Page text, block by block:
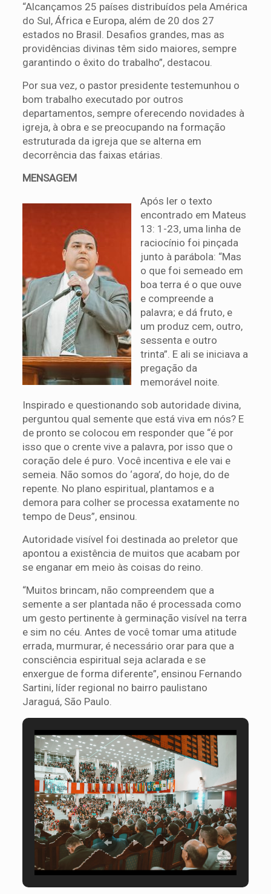
“Alcançamos 25 países distribuídos pela América
do Sul, África e Europa, além de 20 dos 27
estados no Brasil. Desafios grandes, mas as
providências divinas têm sido maiores, sempre
garantindo o êxito do trabalho”, destacou.
Por sua vez, o pastor presidente testemunhou o
bom trabalho executado por outros
departamentos, sempre oferecendo novidades à
igreja, à obra e se preocupando na formação
estruturada da igreja que se alterna em
decorrência das faixas etárias.
MENSAGEM
Após ler o texto
encontrado em Mateus
13: 1-23, uma linha de
raciocínio foi pinçada
junto à parábola: “Mas
o que foi semeado em
boa terra é o que ouve
e compreende a
palavra; e dá fruto, e
um produz cem, outro,
sessenta e outro
trinta”. E ali se iniciava a
pregação da
memorável noite.
Inspirado e questionando sob autoridade divina,
perguntou qual semente que está viva em nós? E
de pronto se colocou em responder que “é por
isso que o crente vive a palavra, por isso que o
coração dele é puro. Você incentiva e ele vai e
semeia. Não somos do ‘agora’, do hoje, do de
repente. No plano espiritual, plantamos e a
demora para colher se processa exatamente no
tempo de Deus”, ensinou.
Autoridade visível foi destinada ao preletor que
apontou a existência de muitos que acabam por
se enganar em meio às coisas do reino.
“Muitos brincam, não compreendem que a
semente a ser plantada não é processada como
um gesto pertinente à germinação visível na terra
e sim no céu. Antes de você tomar uma atitude
errada, murmurar, é necessário orar para que a
consciência espiritual seja aclarada e se
enxergue de forma diferente”, ensinou Fernando
Sartini, líder regional no bairro paulistano
Jaraguá, São Paulo.